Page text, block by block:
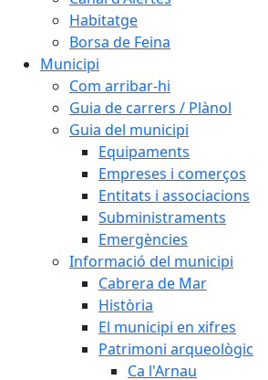
Habitatge
Borsa de Feina
Municipi
Com arribar-hi
Guia de carrers / Plànol
Guia del municipi
Equipaments
Empreses i comerços
Entitats i associacions
Subministraments
Emergències
Informació del municipi
Cabrera de Mar
Història
El municipi en xifres
Patrimoni arqueològic
Ca l'Arnau